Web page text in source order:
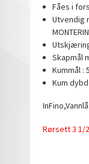
Fåes i
Utvendig
Skapmål
Kummål :
Kum
Rørsett 3 1/